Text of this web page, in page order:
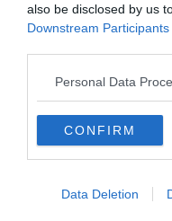
also be disclosed by us
Downstream Participants
Personal Data
CONFIRM
Data Deletion
Hogyan
látható
Moncsicsi
Tamagocsi